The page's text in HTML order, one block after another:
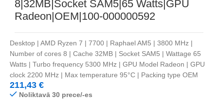
8|32MB|Socket SAM5|65 Watts|GPU
Radeon|OEM|100-000000592
Desktop | AMD Ryzen 7 | 7700 | Raphael AM5 | 3800 MHz |
Number of cores 8 | Cache 32MB | Socket SAM5 | Wattage 65
Watts | Turbo frequency 5300 MHz | GPU Model Radeon | GPU
clock 2200 MHz | Max temperature 95°C | Packing type OEM
211,43 €
Noliktavā 30 prece/-es